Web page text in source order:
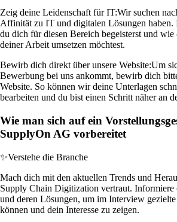
Zeig deine Leidenschaft für IT:Wir suchen
Affinität zu IT und digitalen Lösungen haben.
du dich für diesen Bereich begeisterst und
deiner Arbeit umsetzen möchtest.
Bewirb dich direkt über unsere Website:Um
Bewerbung bei uns ankommt, bewirb dich
Website. So können wir deine Unterlagen
bearbeiten und du bist einen Schritt näher an
Wie man sich auf ein
SupplyOn AG vorbereitet
✨Verstehe die Branche
Mach dich mit den aktuellen Trends und
Supply Chain Digitization vertraut. Informiere
und deren Lösungen, um im Interview
können und dein Interesse zu zeigen.